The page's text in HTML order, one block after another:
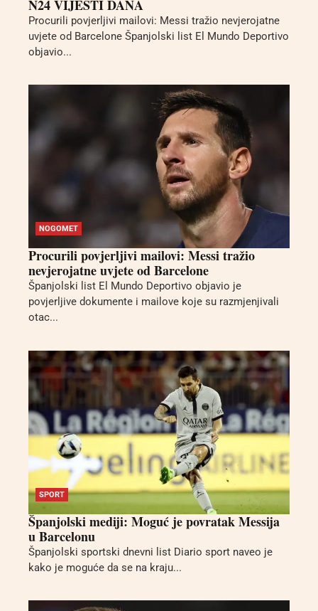
N24 VIJESTI DANA
Procurili povjerljivi mailovi: Messi tražio nevjerojatne
uvjete od Barcelone Španjolski list El Mundo Deportivo
objavio...
NOGOMET
Procurili povjerljivi mailovi: Messi tražio
nevjerojatne uvjete od Barcelone
Španjolski list El Mundo Deportivo objavio je
povjerljive dokumente i mailove koje su razmjenjivali
otac...
SPORT
Španjolski mediji: Moguć je povratak Messija
u Barcelonu
Španjolski sportski dnevni list Diario sport naveo je
kako je moguće da se na kraju...